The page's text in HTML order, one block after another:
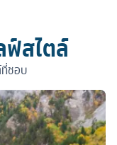
ฟ์สไตล์
ชอบ